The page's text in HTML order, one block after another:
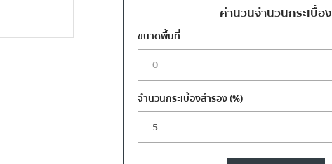
คำนวนจำนวนกระเบื้อง
ขนาดพื้นที่
จำนวนกระเบื้องสำรอง(%)